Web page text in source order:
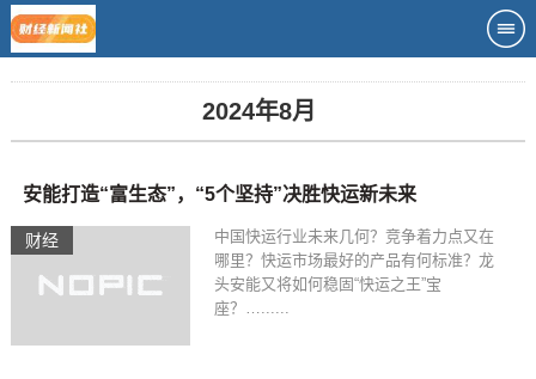
2024年8月
财经
安能打造“富生态”，“5个坚持”决胜快运新未来
中国快运行业未来几何？竞争着力点又在
哪里？快运市场最好的产品有何标准？龙
头安能又将如何稳固“快运之王”宝
座？…......